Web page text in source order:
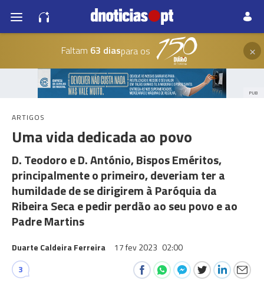
Faltam 63 diaspara os ×
PUB
ARTIGOS
Uma vida dedicada ao povo
D. Teodoro e D. António, Bispos Eméritos,
principalmente o primeiro, deveriam ter a
humildade de se dirigirem à Paróquia da
Ribeira Seca e pedir perdão ao seu povo e ao
Padre Martins
Duarte Caldeira Ferreira 17 fev 2023 02:00
3